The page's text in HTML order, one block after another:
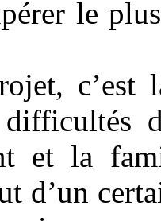
le
c’est
et la
d’un